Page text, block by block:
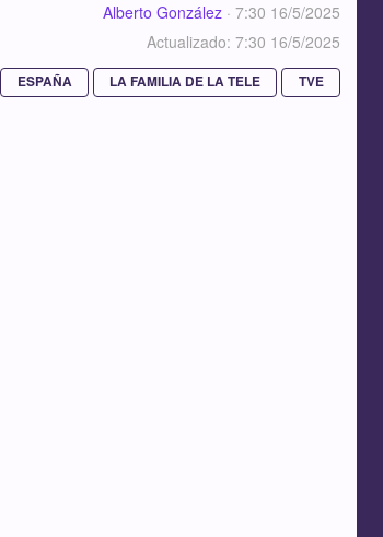
Alberto González · 7:30 16/5/2025
Actualizado: 7:30 16/5/2025
ESPAÑA LA FAMILIA DE LA TELE TVE